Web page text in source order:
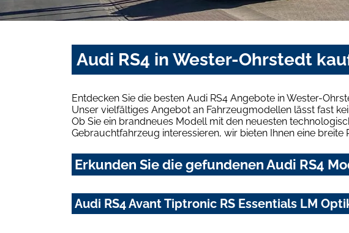
Audi RS4 in Wester-Ohrstedt
Entdecken Sie die besten Audi RS4 Angebote in Wester-
Unser vielfältiges Angebot an Fahrzeugmodellen lässt fast
Ob Sie ein brandneues Modell mit den neuesten
Gebrauchtfahrzeug interessieren, wir bieten Ihnen eine breite
Erkunden Sie die gefundenen Audi RS4
Audi RS4 Avant Tiptronic RS Essentials LM